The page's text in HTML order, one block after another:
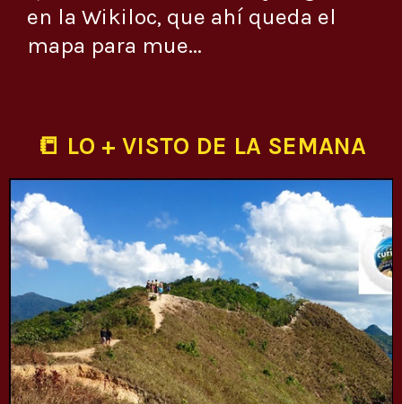
en la Wikiloc, que ahí queda el
mapa para mue...
📒 LO + VISTO DE LA SEMANA